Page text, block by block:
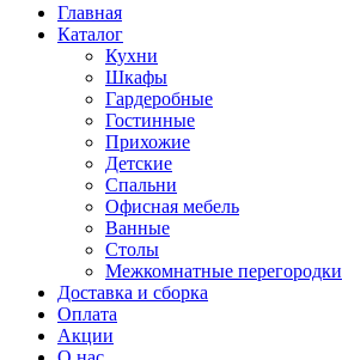
Главная
Каталог
Кухни
Шкафы
Гардеробные
Гостинные
Прихожие
Детские
Спальни
Офисная мебель
Ванные
Столы
Межкомнатные перегородки
Доставка и сборка
Оплата
Акции